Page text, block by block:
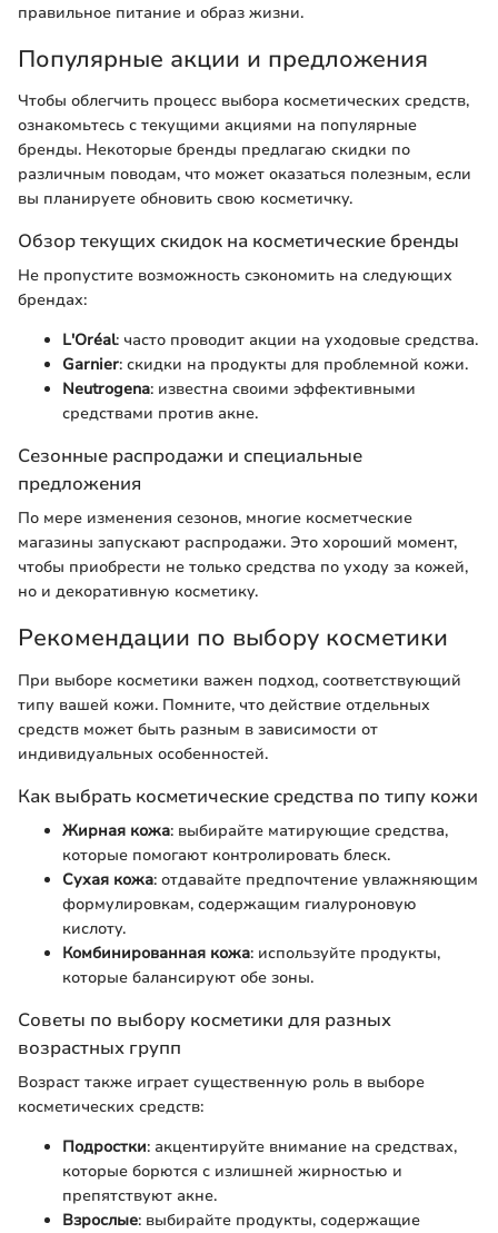
правильное питание и образ жизни.
Популярные акции и предложения
Чтобы облегчить процесс выбора косметических средств,
ознакомьтесь с текущими акциями на популярные
бренды. Некоторые бренды предлагаю скидки по
различным поводам, что может оказаться полезным, если
вы планируете обновить свою косметичку.
Обзор текущих скидок на косметические бренды
Не пропустите возможность сэкономить на следующих
брендах:
L'Oréal: часто проводит акции на уходовые средства.
Garnier: скидки на продукты для проблемной кожи.
Neutrogena: известна своими эффективными
средствами против акне.
Сезонные распродажи и специальные
предложения
По мере изменения сезонов, многие косметческие
магазины запускают распродажи. Это хороший момент,
чтобы приобрести не только средства по уходу за кожей,
но и декоративную косметику.
Рекомендации по выбору косметики
При выборе косметики важен подход, соответствующий
типу вашей кожи. Помните, что действие отдельных
средств может быть разным в зависимости от
индивидуальных особенностей.
Как выбрать косметические средства по типу кожи
Жирная кожа: выбирайте матирующие средства,
которые помогают контролировать блеск.
Сухая кожа: отдавайте предпочтение увлажняющим
формулировкам, содержащим гиалуроновую
кислоту.
Комбинированная кожа: используйте продукты,
которые балансируют обе зоны.
Советы по выбору косметики для разных
возрастных групп
Возраст также играет существенную роль в выборе
косметических средств:
Подростки: акцентируйте внимание на средствах,
которые борются с излишней жирностью и
препятствуют акне.
Взрослые: выбирайте продукты, содержащие